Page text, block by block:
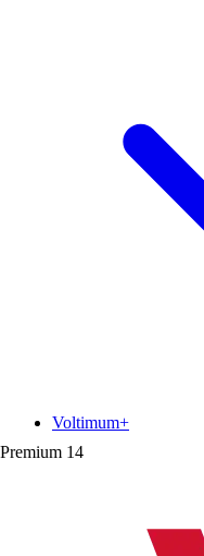
Premium 14
Voltimum+